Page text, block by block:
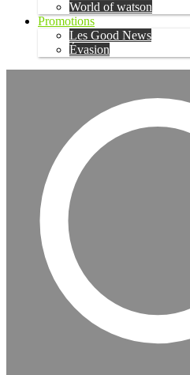
World of watson
Promotions
Les Good News
Évasion